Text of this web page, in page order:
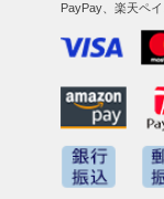
PayPay、楽天ペ